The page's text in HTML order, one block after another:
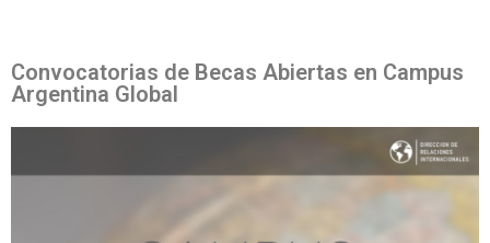
Convocatorias de Becas Abiertas en Campus
Argentina Global